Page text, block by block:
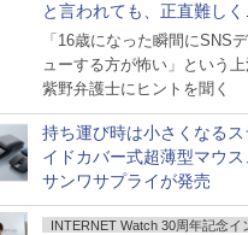
と言われても、正直難しく
いですか？
「16歳になった瞬間にSNS
ューする方が怖い」という上
紫野弁護士にヒントを聞く
持ち運び時は小さくなるス
イドカバー式超薄型マウス
サンワサプライが発売
INTERNET Watch 30周年記念イ